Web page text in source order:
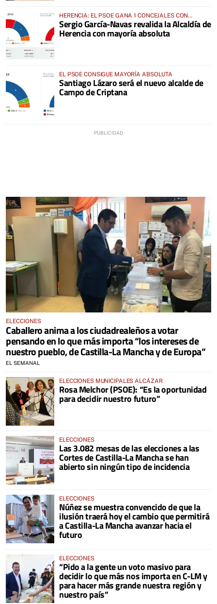
HERENCIA: EL PSOE GANA 1 CONCEJALES CON
RESPECTO A 2015, PASA DE 7 A 8
Sergio García-Navas revalida la Alcaldía de
Herencia con mayoría absoluta
EL PSOE CONSIGUE MAYORÍA ABSOLUTA
Santiago Lázaro será el nuevo alcalde de
Campo de Criptana
ELECCIONES
Caballero anima a los ciudadrealeños a votar
pensando en lo que más importa “los intereses de
nuestro pueblo, de Castilla-La Mancha y de Europa”
EL SEMANAL
ELECCIONES MUNICIPALES ALCÁZAR
Rosa Melchor (PSOE): “Es la oportunidad
para decidir nuestro futuro”
ELECCIONES
Las 3.082 mesas de las elecciones a las
Cortes de Castilla-La Mancha se han
abierto sin ningún tipo de incidencia
ELECCIONES
Núñez se muestra convencido de que la
ilusión traerá hoy el cambio que permitirá
a Castilla-La Mancha avanzar hacia el
futuro
ELECCIONES
“Pido a la gente un voto masivo para
decidir lo que más nos importa en C-LM y
para hacer más grande nuestra región y
nuestro país”